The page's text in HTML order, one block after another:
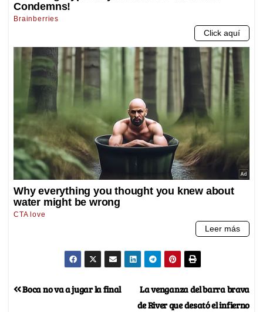
La venganza del barra brava
de River que desató el infierno
Boca no va a jugar la final